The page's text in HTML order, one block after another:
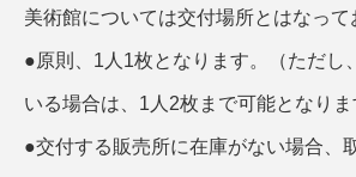
美術館については交付場所とはなって
●原則、1人1枚となります。（ただし
いる場合は、1人2枚まで可能となりま
●交付する販売所に在庫がない場合、